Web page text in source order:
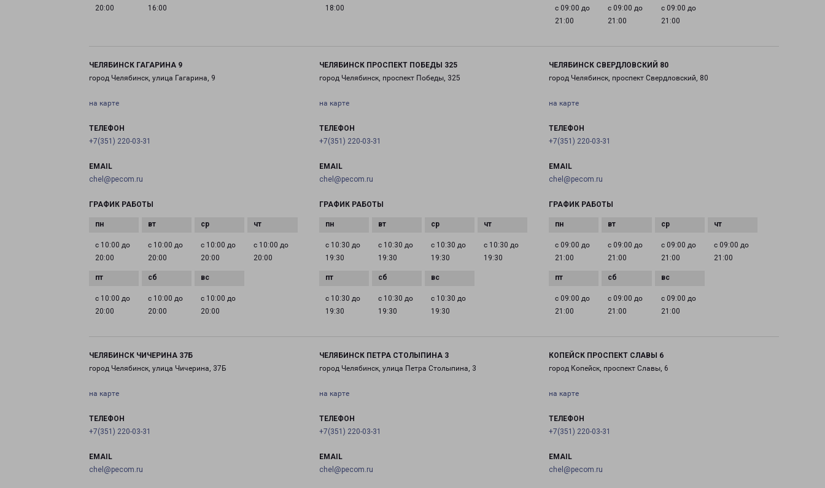
20:00
16:00
18:00
с 09:00 до
21:00
с 09:00 до
21:00
с 09:00 до
21:00
ЧЕЛЯБИНСК ГАГАРИНА 9
город Челябинск, улица Гагарина, 9
на карте
ТЕЛЕФОН
+7(351) 220-03-31
EMAIL
chel@pecom.ru
ГРАФИК РАБОТЫ
с 10:00 до
20:00
с 10:00 до
20:00
с 10:00 до
20:00
с 10:00 до
20:00
с 10:00 до
20:00
с 10:00 до
20:00
с 10:00 до
20:00
ЧЕЛЯБИНСК ПРОСПЕКТ ПОБЕДЫ 325
город Челябинск, проспект Победы, 325
на карте
ТЕЛЕФОН
+7(351) 220-03-31
EMAIL
chel@pecom.ru
ГРАФИК РАБОТЫ
с 10:30 до
19:30
с 10:30 до
19:30
с 10:30 до
19:30
с 10:30 до
19:30
с 10:30 до
19:30
с 10:30 до
19:30
с 10:30 до
19:30
ЧЕЛЯБИНСК СВЕРДЛОВСКИЙ 80
город Челябинск, проспект Свердловский, 80
на карте
ТЕЛЕФОН
+7(351) 220-03-31
EMAIL
chel@pecom.ru
ГРАФИК РАБОТЫ
с 09:00 до
21:00
с 09:00 до
21:00
с 09:00 до
21:00
с 09:00 до
21:00
с 09:00 до
21:00
с 09:00 до
21:00
с 09:00 до
21:00
ЧЕЛЯБИНСК ЧИЧЕРИНА 37Б
город Челябинск, улица Чичерина, 37Б
на карте
ТЕЛЕФОН
+7(351) 220-03-31
EMAIL
chel@pecom.ru
ЧЕЛЯБИНСК ПЕТРА СТОЛЫПИНА 3
город Челябинск, улица Петра Столыпина, 3
на карте
ТЕЛЕФОН
+7(351) 220-03-31
EMAIL
chel@pecom.ru
КОПЕЙСК ПРОСПЕКТ СЛАВЫ 6
город Копейск, проспект Славы, 6
на карте
ТЕЛЕФОН
+7(351) 220-03-31
EMAIL
chel@pecom.ru